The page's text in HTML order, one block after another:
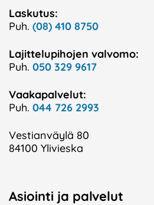
Laskutus:
Puh. (08) 410 8750
Lajittelupihojen valvomo:
Puh. 050 329 9617
Vaakapalvelut:
Puh. 044 726 2993
Vestianväylä 80
84100 Ylivieska
Asiointi ja palvelut